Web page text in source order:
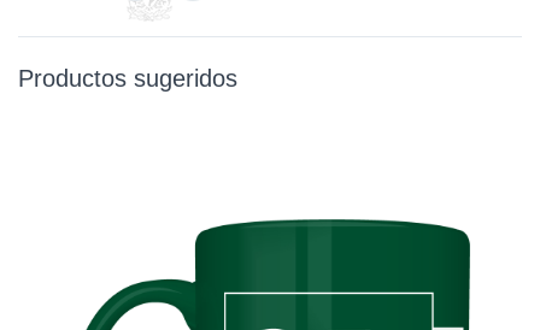
Productos sugeridos